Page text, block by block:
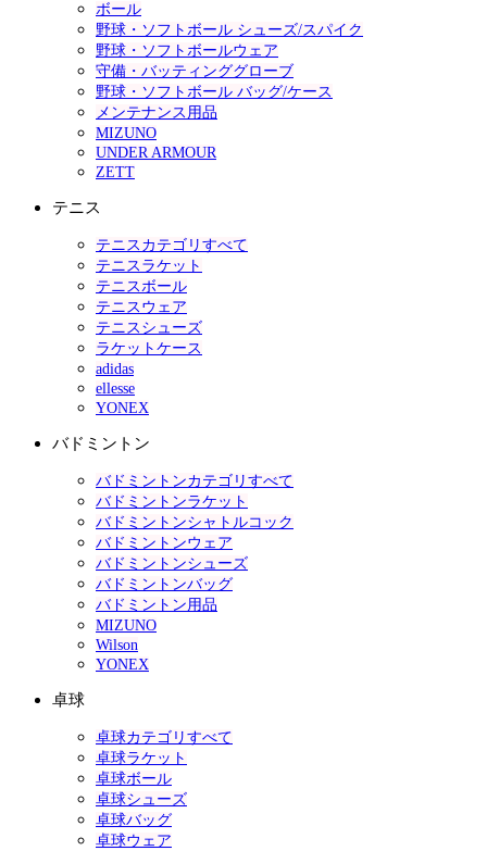
ボール
野球・ソフトボール シューズ/スパイク
野球・ソフトボールウェア
守備・バッティンググローブ
野球・ソフトボール バッグ/ケース
メンテナンス用品
MIZUNO
UNDER ARMOUR
ZETT
テニス
テニスカテゴリすべて
テニスラケット
テニスボール
テニスウェア
テニスシューズ
ラケットケース
adidas
ellesse
YONEX
バドミントン
バドミントンカテゴリすべて
バドミントンラケット
バドミントンシャトルコック
バドミントンウェア
バドミントンシューズ
バドミントンバッグ
バドミントン用品
MIZUNO
Wilson
YONEX
卓球
卓球カテゴリすべて
卓球ラケット
卓球ボール
卓球シューズ
卓球バッグ
卓球ウェア